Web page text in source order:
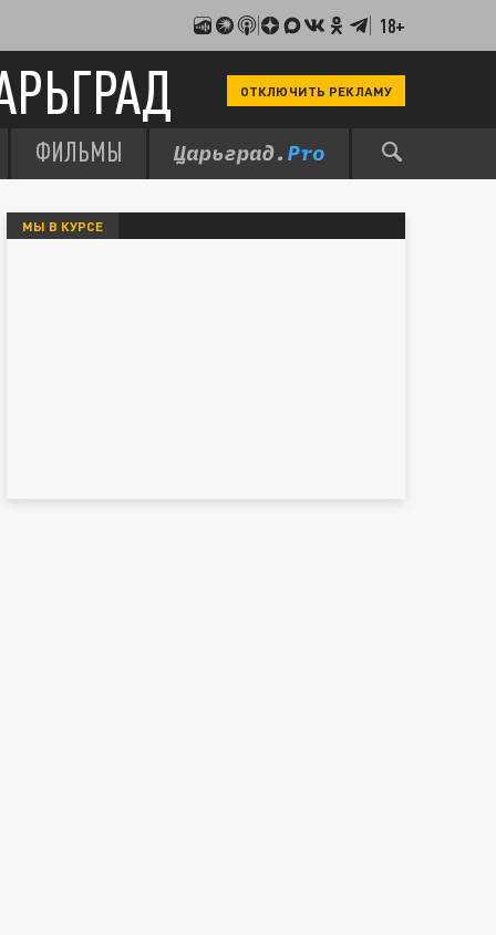
18+
ОТКЛЮЧИТЬ РЕКЛАМУ
ФИЛЬМЫ
МЫ В КУРСЕ